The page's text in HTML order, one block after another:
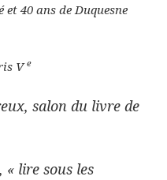
et 40 ans de Duquesne
Ve
salon du livre de
« lire sous les